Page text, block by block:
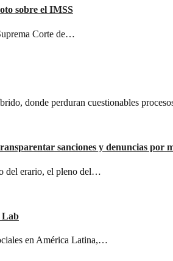
sobre el IMSS
Corte de…
donde perduran cuestionables
sanciones y denuncias por
del erario, el pleno del…
Lab
en América Latina,…